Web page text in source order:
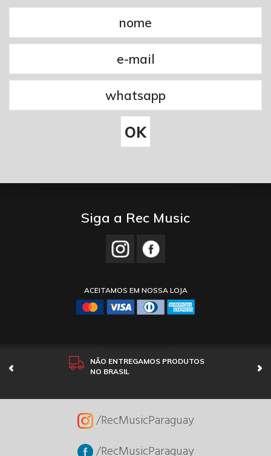
Siga a Rec Music
ACEITAMOS EM NOSSA LOJA
NÃO ENTREGAMOS PRODUTOS
NO BRASIL
/RecMusicParaguay
/RecMusicParaguay